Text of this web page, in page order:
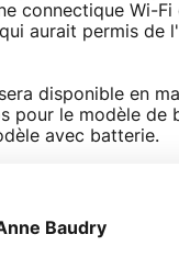
connectique Wi-
aurait permis de
disponible en
pour le modèle de
avec batterie.
Baudry